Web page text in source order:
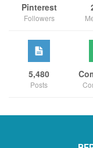
Pinterest
Followers
5,480
Posts